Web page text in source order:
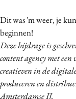
Dit was 'm weer, je
beginnen!
Deze bijdrage is
content agency met
creatieven in de
produceren en
Amsterdamse IJ.